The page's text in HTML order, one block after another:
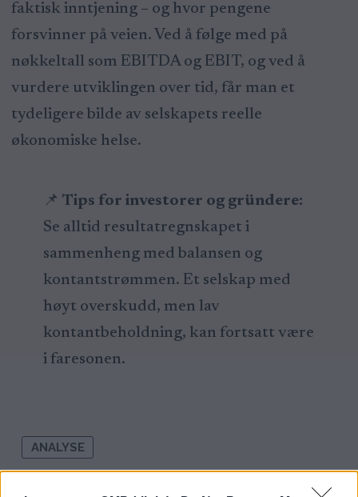
faktisk inntjening – og hvor pengene
forsvinner på veien. Ved å følge med på
nøkkeltall som EBITDA og EBIT, og ved å
vurdere utviklingen over tid, får man et
tydeligere bilde av selskapets reelle
økonomiske helse.
📌 Tips for investorer og gründere:
Se alltid resultatregnskapet i
sammenheng med balansen og
kontantstrømmen. Et selskap med
høyt overskudd, men lav
kontantbeholdning, kan fortsatt være
i faresonen.
ANALYSE